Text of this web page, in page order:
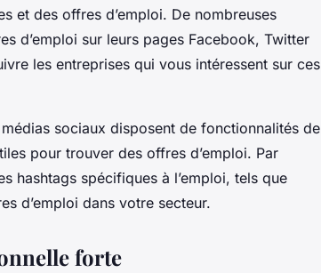
et des offres d’emploi. De nombreuses
d’emploi sur leurs pages Facebook, Twitter
les entreprises qui vous intéressent sur ces
sociaux disposent de fonctionnalités de
pour trouver des offres d’emploi. Par
hashtags spécifiques à l’emploi, tels que
d’emploi dans votre secteur.
forte